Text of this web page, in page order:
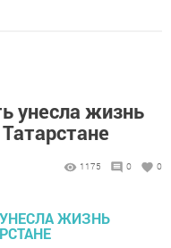
унесла жизнь
1175 0 0